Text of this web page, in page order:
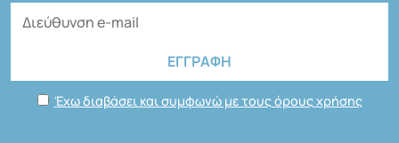
Έχω διαβάσει και συμφωνώ με τους όρους χρήσης